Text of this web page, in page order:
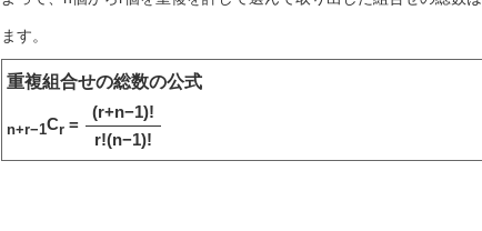
ます。
重複組合せの総数の公式
n+r−1Cr=
(r+n−1)!
r!(n−1)!